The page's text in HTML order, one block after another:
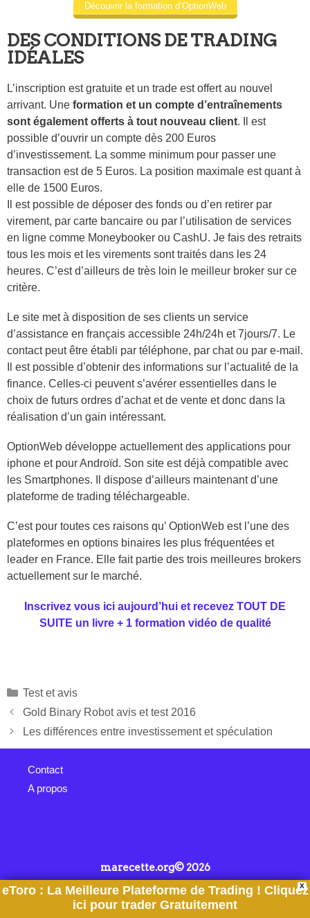
Découvrir la formation d’OptionWeb
DES CONDITIONS DE TRADING
IDÉALES
L’inscription est gratuite et un trade est offert au nouvel
arrivant. Une formation et un compte d’entraînements
sont également offerts à tout nouveau client. Il est
possible d’ouvrir un compte dès 200 Euros
d’investissement. La somme minimum pour passer une
transaction est de 5 Euros. La position maximale est quant à
elle de 1500 Euros.
Il est possible de déposer des fonds ou d’en retirer par
virement, par carte bancaire ou par l’utilisation de services
en ligne comme Moneybooker ou CashU. Je fais des retraits
tous les mois et les virements sont traités dans les 24
heures. C’est d’ailleurs de très loin le meilleur broker sur ce
critère.
Le site met à disposition de ses clients un service
d’assistance en français accessible 24h/24h et 7jours/7. Le
contact peut être établi par téléphone, par chat ou par e-mail.
Il est possible d’obtenir des informations sur l’actualité de la
finance. Celles-ci peuvent s’avérer essentielles dans le
choix de futurs ordres d’achat et de vente et donc dans la
réalisation d’un gain intéressant.
OptionWeb développe actuellement des applications pour
iphone et pour Androïd. Son site est déjà compatible avec
les Smartphones. Il dispose d’ailleurs maintenant d’une
plateforme de trading téléchargeable.
C’est pour toutes ces raisons qu’ OptionWeb est l’une des
plateformes en options binaires les plus fréquentées et
leader en France. Elle fait partie des trois meilleures brokers
actuellement sur le marché.
Inscrivez vous ici aujourd’hui et recevez TOUT DE
SUITE un livre + 1 formation vidéo de qualité
Test et avis
Gold Binary Robot avis et test 2016
Les différences entre investissement et spéculation
Contact
A propos
marecette.org© 2026
X
eToro : La Meilleure Plateforme de Trading ! Cliquez
ici pour trader Gratuitement